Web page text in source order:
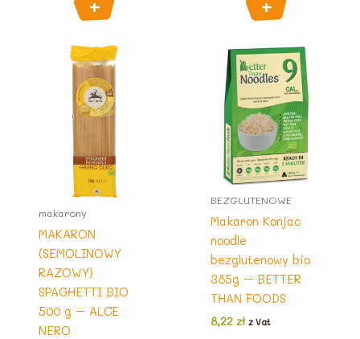
makarony
MAKARON
(SEMOLINOWY
RAZOWY)
SPAGHETTI BIO
500 g – ALCE
NERO
BEZGLUTENOWE
Makaron Konjac
noodle
bezglutenowy bio
385g – BETTER
THAN FOODS
8,22 zł z Vat